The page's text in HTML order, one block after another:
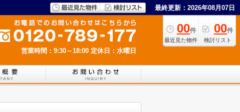
最終更新：2026年08月07日
00件
最近見た物件
00件
検討リスト
営業時間：9:30～18:00 定休日：水曜日